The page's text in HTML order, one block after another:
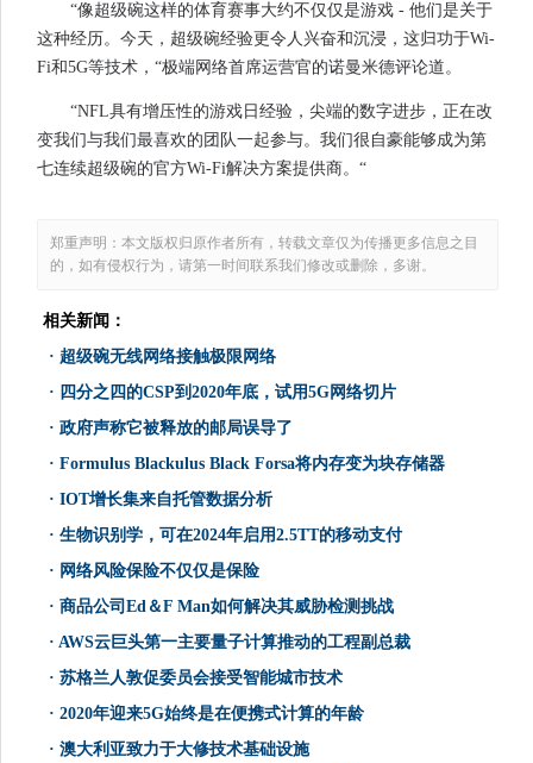
“像超级碗这样的体育赛事大约不仅仅是游戏 - 他们是关于
这种经历。今天，超级碗经验更令人兴奋和沉浸，这归功于Wi-
Fi和5G等技术，“极端网络首席运营官的诺曼米德评论道。
“NFL具有增压性的游戏日经验，尖端的数字进步，正在改
变我们与我们最喜欢的团队一起参与。我们很自豪能够成为第
七连续超级碗的官方Wi-Fi解决方案提供商。“
郑重声明：本文版权归原作者所有，转载文章仅为传播更多信息之目
的，如有侵权行为，请第一时间联系我们修改或删除，多谢。
相关新闻：
· 超级碗无线网络接触极限网络
· 四分之四的CSP到2020年底，试用5G网络切片
· 政府声称它被释放的邮局误导了
· Formulus Blackulus Black Forsa将内存变为块存储器
· IOT增长集来自托管数据分析
· 生物识别学，可在2024年启用2.5TT的移动支付
· 网络风险保险不仅仅是保险
· 商品公司Ed＆F Man如何解决其威胁检测挑战
· AWS云巨头第一主要量子计算推动的工程副总裁
· 苏格兰人敦促委员会接受智能城市技术
· 2020年迎来5G始终是在便携式计算的年龄
· 澳大利亚致力于大修技术基础设施